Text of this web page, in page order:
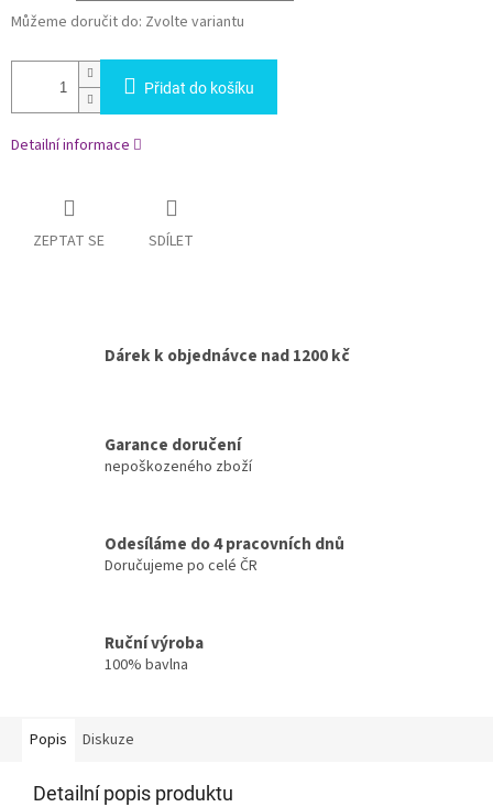
Můžeme doručit do: Zvolte variantu
Přidat do košíku
Detailní informace
ZEPTAT SE SDÍLET
Dárek k objednávce nad 1200 kč
Garance doručení
nepoškozeného zboží
Odesíláme do 4 pracovních dnů
Doručujeme po celé ČR
Ruční výroba
100% bavlna
Popis Diskuze
Detailní popis produktu